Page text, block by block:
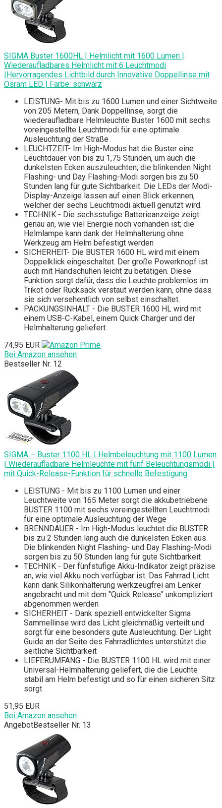
SIGMA Buster 1600HL | Helmlicht mit 1600 Lumen |
Wiederaufladbares Helmlicht mit 6 Leuchtmodi
|Hervorragendes Lichtbild durch Innovative Doppellinse mit
Osram LED | Farbe: schwarz
LEISTUNG- Mit bis zu 1600 Lumen und einer Sichtweite
von 205 Metern, Dank Doppellinse, sorgt die
wiederaufladbare Helmleuchte Buster 1600 mit sechs
voreingestellte Leuchtmodi für eine optimale
Ausleuchtung der Straße
LEUCHTZEIT- Im High-Modus hat die Buster eine
Leuchtdauer von bis zu 1,75 Stunden, um auch die
dunkelsten Ecken auszuleuchten; die blinkenden Night
Flashing- und Day Flashing-Modi sorgen bis zu 50
Stunden lang für gute Sichtbarkeit. Die LEDs der Modi-
Display-Anzeige lassen auf einen Blick erkennen,
welcher der sechs Leuchtmodi aktuell genutzt wird.
TECHNIK - Die sechsstufige Batterieanzeige zeigt
genau an, wie viel Energie noch vorhanden ist; die
Helmlampe kann dank der Helmhalterung ohne
Werkzeug am Helm befestigt werden
SICHERHEIT- Die BUSTER 1600 HL wird mit einem
Doppelklick eingeschaltet. Der große Powerknopf ist
auch mit Handschuhen leicht zu betätigen. Diese
Funktion sorgt dafür, dass die Leuchte problemlos im
Trikot oder Rucksack verstaut werden kann, ohne dass
sie sich versehentlich von selbst einschaltet.
PACKUNGSINHALT - Die BUSTER 1600 HL wird mit
einem USB-C-Kabel, einem Quick Charger und der
Helmhalterung geliefert
74,95 EUR
Bei Amazon ansehen
Bestseller Nr. 12
SIGMA – Buster 1100 HL | Helmbeleuchtung mit 1100 Lumen
| Wiederaufladbare Helmleuchte mit fünf Beleuchtungsmodi |
mit Quick-Release-Funktion für schnelle Befestigung
LEISTUNG - Mit bis zu 1100 Lumen und einer
Leuchtweite von 165 Meter sorgt die akkubetriebene
BUSTER 1100 mit sechs voreingestellten Leuchtmodi
für eine optimale Ausleuchtung der Wege
BRENNDAUER - Im High-Modus leuchtet die BUSTER
bis zu 2 Stunden lang auch die dunkelsten Ecken aus.
Die blinkenden Night Flashing- und Day Flashing-Modi
sorgen bis zu 50 Stunden lang für gute Sichtbarkeit
TECHNIK - Der fünfstufige Akku-Indikator zeigt präzise
an, wie viel Akku noch verfügbar ist. Das Fahrrad Licht
kann dank Silikonhalterung werkzeugfrei am Lenker
angebracht und mit dem "Quick Release" unkompliziert
abgenommen werden
SICHERHEIT - Dank speziell entwickelter Sigma
Sammellinse wird das Licht gleichmäßig verteilt und
sorgt für eine besonders gute Ausleuchtung. Der Light
Guide an der Seite des Fahrradlichtes unterstützt die
seitliche Sichtbarkeit
LIEFERUMFANG - Die BUSTER 1100 HL wird mit einer
Universal-Helmhalterung geliefert, die die Leuchte
stabil am Helm befestigt und so für einen sicheren Sitz
sorgt
51,95 EUR
Bei Amazon ansehen
AngebotBestseller Nr. 13